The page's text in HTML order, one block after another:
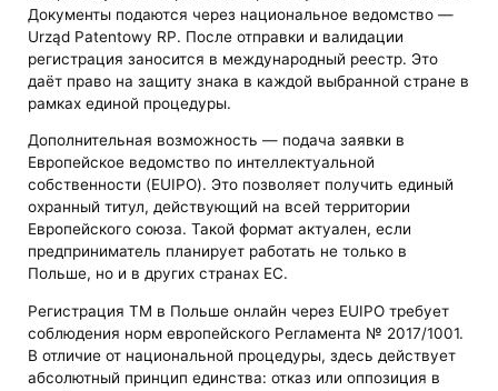
Документы подаются через национальное ведомство —
Urząd Patentowy RP. После отправки и валидации
регистрация заносится в международный реестр. Это
даёт право на защиту знака в каждой выбранной стране в
рамках единой процедуры.
Дополнительная возможность — подача заявки в
Европейское ведомство по интеллектуальной
собственности (EUIPO). Это позволяет получить единый
охранный титул, действующий на всей территории
Европейского союза. Такой формат актуален, если
предприниматель планирует работать не только в
Польше, но и в других странах ЕС.
Регистрация ТМ в Польше онлайн через EUIPO требует
соблюдения норм европейского Регламента № 2017/1001.
В отличие от национальной процедуры, здесь действует
абсолютный принцип единства: отказ или оппозиция в